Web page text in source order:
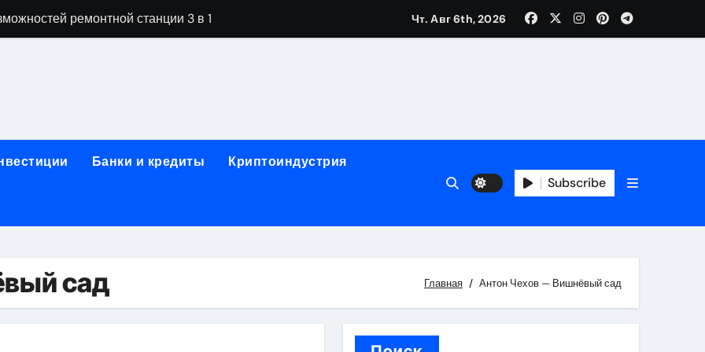
ремонтной станции 3 в 1
изоляции для промышленных объектов и конструкций
онлайн-образования в сфере актуальных профессий
регистрация, разрешение споров и правовые аспекты авторского и патентного права
в USDT: механизм работы, риски и правовой статус услуг без верификации
ОСАГО в 2026 году
Чт. Авг 6th, 2026
Банки и кредиты Криптоиндустрия
Subscribe
сад Главная Антон Чехов — Вишнёвый сад